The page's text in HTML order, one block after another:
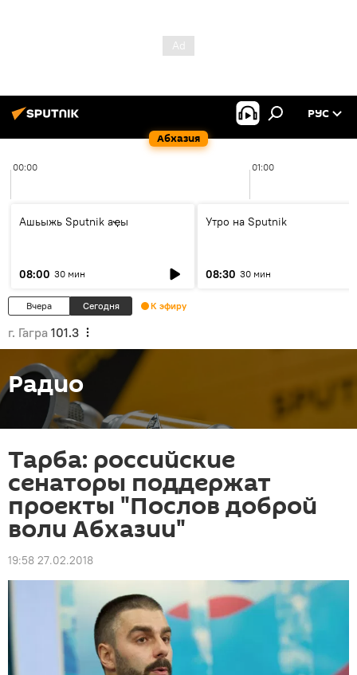
Абхазия
РУС
00:00 01:00
Ашьыжь Sputnik аҿы
08:00 30 мин
Утро на Sputnik
08:30 30 мин
Вчера Сегодня К эфиру
г. Гагра 101.3
Радио
Тарба: российские
сенаторы поддержат
проекты "Послов доброй
воли Абхазии"
19:58 27.02.2018